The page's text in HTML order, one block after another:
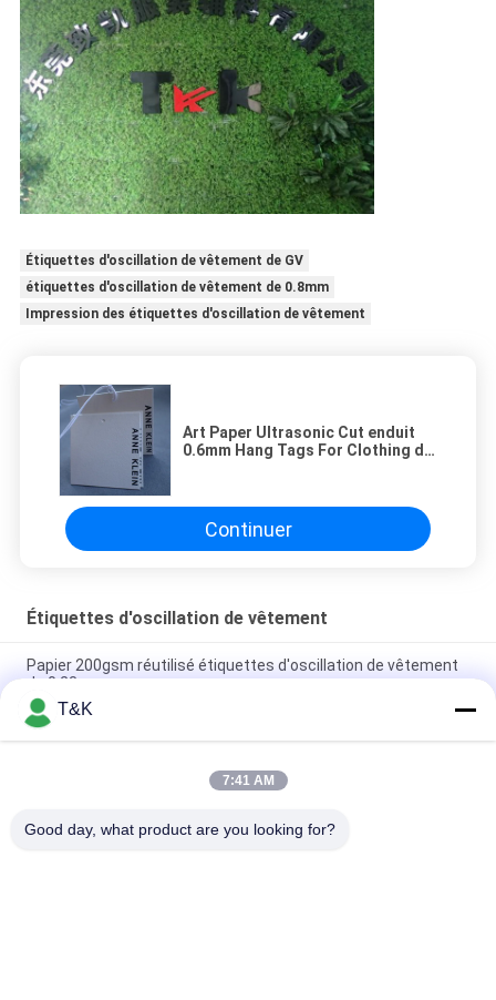
Étiquettes d'oscillation de vêtement de GV
étiquettes d'oscillation de vêtement de 0.8mm
Impression des étiquettes d'oscillation de vêtement
Art Paper Ultrasonic Cut enduit
0.6mm Hang Tags For Clothing de
Continuer
Étiquettes d'oscillation de vêtement
Papier 200gsm réutilisé étiquettes d'oscillation de vêtement
de 0.23mm
Art Paper Ultrasonic Cut enduit 0.6mm Hang Tags For Clothing
de papier
Étiquettes viables d'oscillation de vêtement de la goupille de
T&K
7:41 AM
Good day, what product are you looking for?